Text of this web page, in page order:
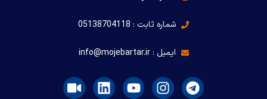
شماره ثابت : 05138704118
ایمیل : info@mojebartar.ir